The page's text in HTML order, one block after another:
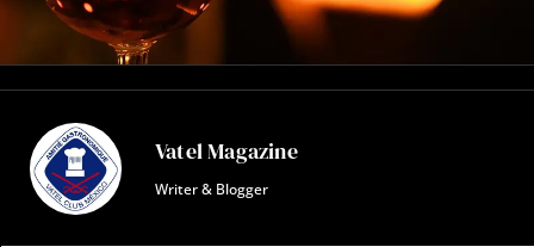
Vatel Magazine
Writer & Blogger